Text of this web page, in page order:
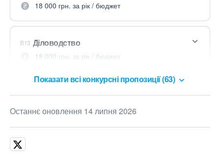
18 000 грн. за рік / бюджет
B13 Діловодство
18 000 грн. за рік / бюджет
Показати всі конкурсні пропозиції (63)
Останнє оновлення 14 липня 2026